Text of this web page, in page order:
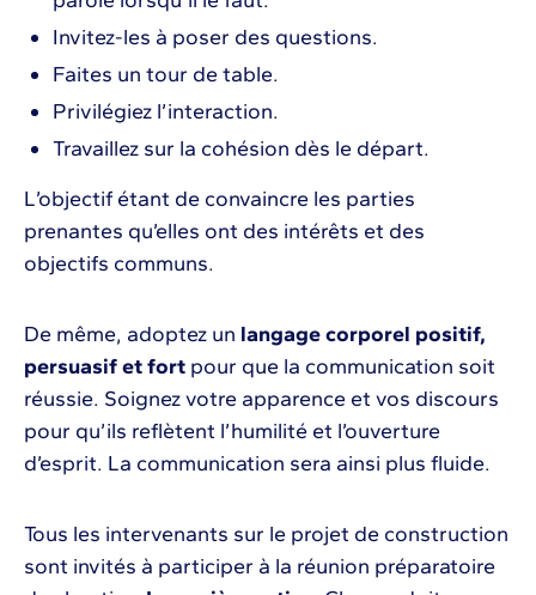
Invitez-les à poser des questions.
Faites un tour de table.
Privilégiez l’interaction.
Travaillez sur la cohésion dès le départ.
L’objectif étant de convaincre les parties
prenantes qu’elles ont des intérêts et des
objectifs communs.
De même, adoptez un langage corporel positif,
persuasif et fort pour que la communication soit
réussie. Soignez votre apparence et vos discours
pour qu’ils reflètent l’humilité et l’ouverture
d’esprit. La communication sera ainsi plus fluide.
Tous les intervenants sur le projet de construction
sont invités à participer à la réunion préparatoire